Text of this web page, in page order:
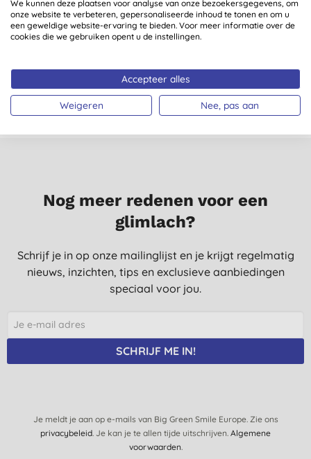
Ecover Allesreiniger
Citroengras &
Gember 5L
€ 12,99 KOPEN
Miniml Wasmiddel
Fresh Linen - 5L Refill
€ 21,59 KOPEN
Nog meer redenen voor een
glimlach?
Schrijf je in op onze mailinglijst en je krijgt regelmatig
nieuws, inzichten, tips en exclusieve aanbiedingen
speciaal voor jou.
SCHRIJF ME IN!
Je meldt je aan op e-mails van Big Green Smile Europe. Zie ons
privacybeleid. Je kan je te allen tijde uitschrijven. Algemene
voorwaarden.
We kunnen deze plaatsen voor analyse van onze bezoekersgegevens, om
onze website te verbeteren, gepersonaliseerde inhoud te tonen en om u
een geweldige website-ervaring te bieden. Voor meer informatie over de
cookies die we gebruiken opent u de instellingen.
Accepteer alles
Weigeren Nee, pas aan